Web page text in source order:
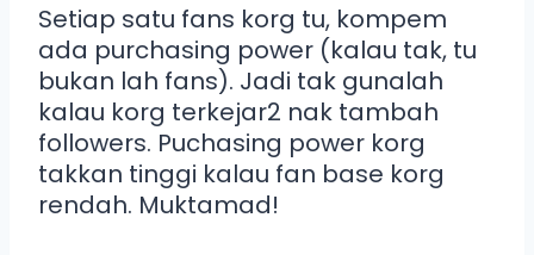
Setiap satu fans korg tu, kompem
ada purchasing power (kalau tak, tu
bukan lah fans). Jadi tak gunalah
kalau korg terkejar2 nak tambah
followers. Puchasing power korg
takkan tinggi kalau fan base korg
rendah. Muktamad!